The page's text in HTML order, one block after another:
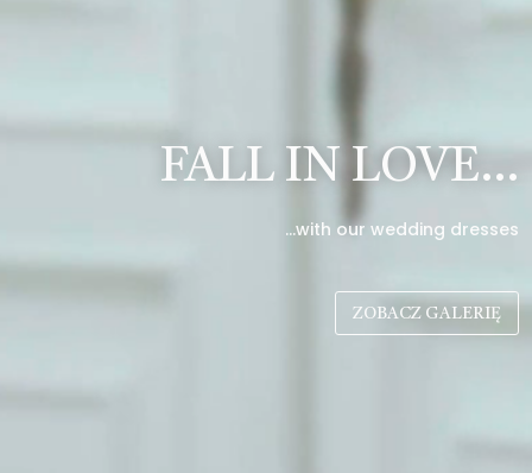
FALL IN LOVE…
…with our wedding dresses
ZOBACZ GALERIĘ